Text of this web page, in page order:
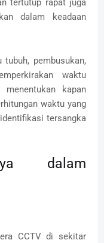
tertutup rapat juga
dalam keadaan
pembusukan,
waktu
kapan
waktu yang
tersangka
dalam
CCTV di sekitar